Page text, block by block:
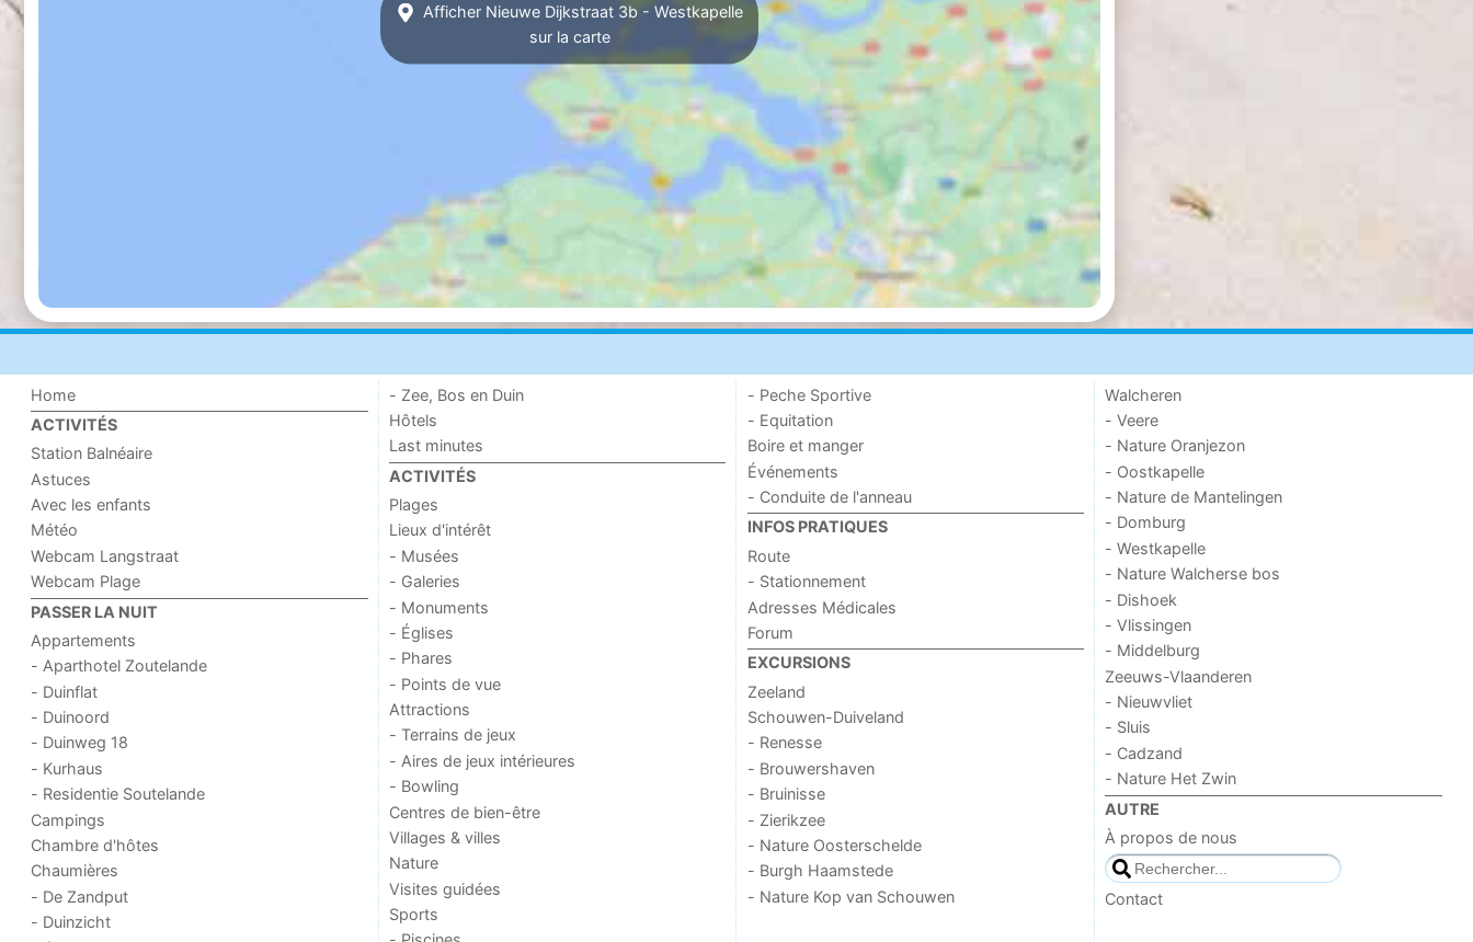
Afficher Nieuwe Dijkstraat 3b - Westkapelle
sur la carte
Home
ACTIVITÉS
Station Balnéaire
Astuces
Avec les enfants
Météo
Webcam Langstraat
Webcam Plage
PASSER LA NUIT
Appartements
- Aparthotel Zoutelande
- Duinflat
- Duinoord
- Duinweg 18
- Kurhaus
- Residentie Soutelande
Campings
Chambre d'hôtes
Chaumières
- De Zandput
- Duinzicht
- Zee, Bos en Duin
Hôtels
Last minutes
ACTIVITÉS
Plages
Lieux d'intérêt
- Musées
- Galeries
- Monuments
- Églises
- Phares
- Points de vue
Attractions
- Terrains de jeux
- Aires de jeux intérieures
- Bowling
Centres de bien-être
Villages & villes
Nature
Visites guidées
Sports
- Peche Sportive
- Equitation
Boire et manger
Événements
- Conduite de l'anneau
INFOS PRATIQUES
Route
- Stationnement
Adresses Médicales
Forum
EXCURSIONS
Zeeland
Schouwen-Duiveland
- Renesse
- Brouwershaven
- Bruinisse
- Zierikzee
- Nature Oosterschelde
- Burgh Haamstede
- Nature Kop van Schouwen
Walcheren
- Veere
- Nature Oranjezon
- Oostkapelle
- Nature de Mantelingen
- Domburg
- Westkapelle
- Nature Walcherse bos
- Dishoek
- Vlissingen
- Middelburg
Zeeuws-Vlaanderen
- Nieuwvliet
- Sluis
- Cadzand
- Nature Het Zwin
AUTRE
À propos de nous
Contact